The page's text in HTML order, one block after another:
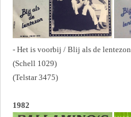
- Het is voorbij / Blij als de lentezon
(Schell 1029)
(Telstar 3475)
1982